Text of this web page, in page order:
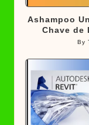
Ashampoo
Chave de
By